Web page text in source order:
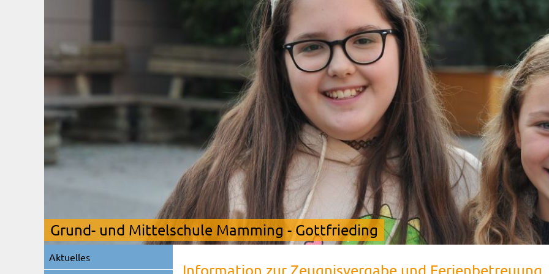
Grund- und Mittelschule Mamming - Gottfrieding
Information zur Zeugnisvergabe und Ferienbetreuung
Navigation
überspringen
Aktuelles